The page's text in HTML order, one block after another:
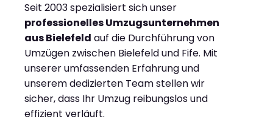
Seit 2003 spezialisiert sich unser
professionelles Umzugsunternehmen
aus Bielefeld auf die Durchführung von
Umzügen zwischen Bielefeld und Fife. Mit
unserer umfassenden Erfahrung und
unserem dedizierten Team stellen wir
sicher, dass Ihr Umzug reibungslos und
effizient verläuft.